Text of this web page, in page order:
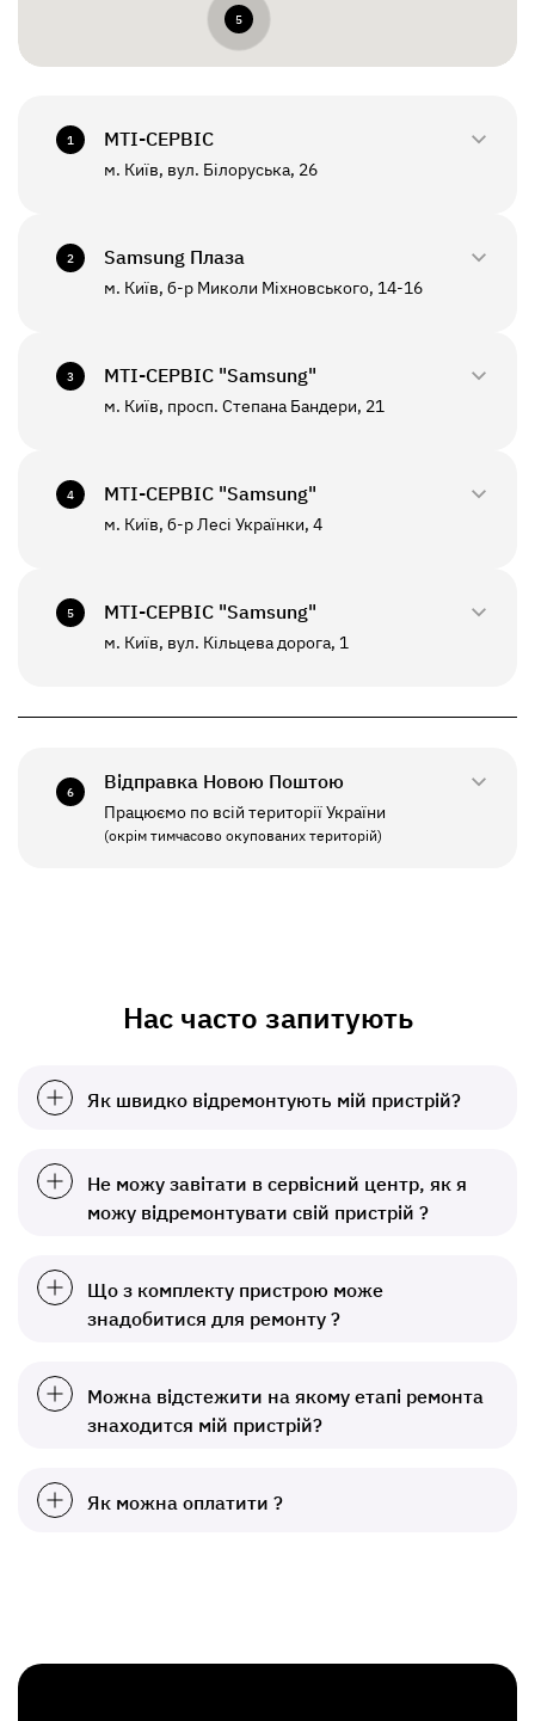
5
1 МТI-СЕРВІС
м. Київ, вул. Білоруська, 26
+380(44)458-3870
СБ - НД
Вихідний
До цього відділення можлива відправка *
2 Samsung Плаза
м. Київ, б-р Миколи Міхновського, 14-16
+380(44)590-2805
СБ - НД
Вихідний
До цього відділення можлива відправка *
3 МТI-СЕРВІС "Samsung"
м. Київ, просп. Степана Бандери, 21
+380(67)550-7601
4 МТI-СЕРВІС "Samsung"
м. Київ, б-р Лесі Українки, 4
+380(67)550-7639
5 МТI-СЕРВІС "Samsung"
м. Київ, вул. Кільцева дорога, 1
+380(67)550-7641
ПН - ПТ
СБ - НД
11:00 - 19:00
6 Відправка Новою Поштою
Працюємо по всій території України
(окрім тимчасово окупованих територій)
Нас часто запитують
Як швидко відремонтують мій пристрій?
Не можу завітати в сервісний центр, як я
можу відремонтувати свій пристрій ?
Що з комплекту пристрою може
знадобитися для ремонту ?
Можна відстежити на якому етапі ремонта
знаходится мій пристрій?
Як можна оплатити ?